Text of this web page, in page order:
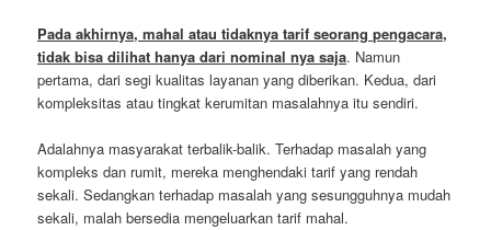
Pada akhirnya, mahal atau tidaknya tarif seorang pengacara,
tidak bisa dilihat hanya dari nominal nya saja. Namun
pertama, dari segi kualitas layanan yang diberikan. Kedua, dari
kompleksitas atau tingkat kerumitan masalahnya itu sendiri.
Adalahnya masyarakat terbalik-balik. Terhadap masalah yang
kompleks dan rumit, mereka menghendaki tarif yang rendah
sekali. Sedangkan terhadap masalah yang sesungguhnya mudah
sekali, malah bersedia mengeluarkan tarif mahal.